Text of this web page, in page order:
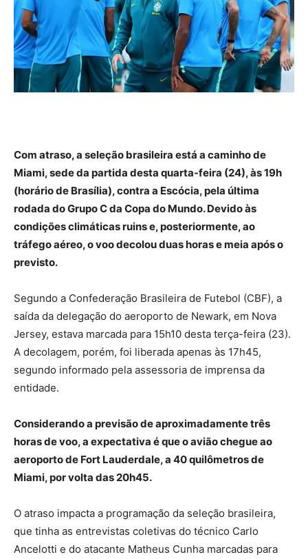
Com atraso, a seleção brasileira está a caminho de
Miami, sede da partida desta quarta-feira (24), às 19h
(horário de Brasília), contra a Escócia, pela última
rodada do Grupo C da Copa do Mundo. Devido às
condições climáticas ruins e, posteriormente, ao
tráfego aéreo, o voo decolou duas horas e meia após o
previsto.
Segundo a Confederação Brasileira de Futebol (CBF), a
saída da delegação do aeroporto de Newark, em Nova
Jersey, estava marcada para 15h10 desta terça-feira (23).
A decolagem, porém, foi liberada apenas às 17h45,
segundo informado pela assessoria de imprensa da
entidade.
Considerando a previsão de aproximadamente três
horas de voo, a expectativa é que o avião chegue ao
aeroporto de Fort Lauderdale, a 40 quilômetros de
Miami, por volta das 20h45.
O atraso impacta a programação da seleção brasileira,
que tinha as entrevistas coletivas do técnico Carlo
Ancelotti e do atacante Matheus Cunha marcadas para